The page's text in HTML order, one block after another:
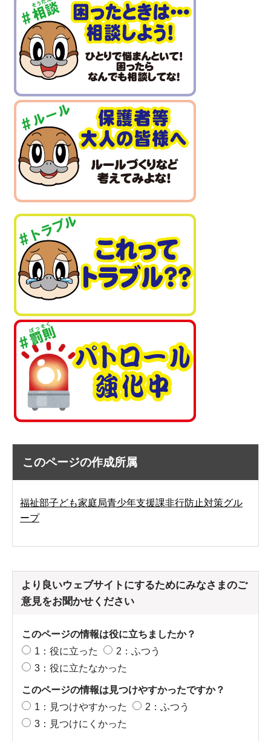
このページの作成所属
福祉部子ども家庭局青少年支援課非行防止対策グル
ープ
より良いウェブサイトにするためにみなさまのご
意見をお聞かせください
このページの情報は役に立ちましたか？
1：役に立った
2：ふつう
3：役に立たなかった
このページの情報は見つけやすかったですか？
1：見つけやすかった
2：ふつう
3：見つけにくかった